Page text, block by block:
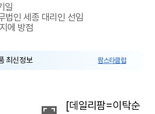
일
법인 세종 대리인 선임
에 방점
최신정보 팜스타클럽
[데일리팜=이탁순